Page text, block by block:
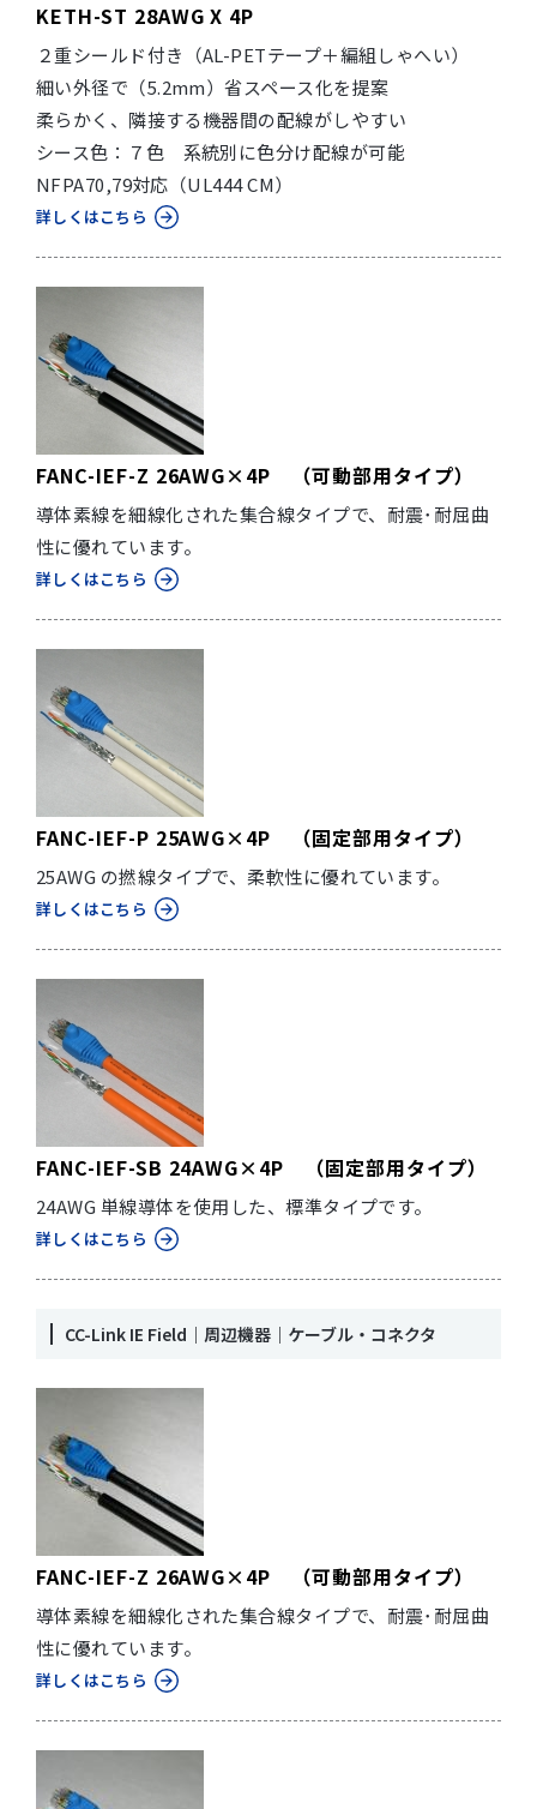
KETH-ST 28AWG X 4P
２重シールド付き（AL-PETテープ＋編組しゃへい）
細い外径で（5.2mm）省スペース化を提案
柔らかく、隣接する機器間の配線がしやすい
シース色：７色 系統別に色分け配線が可能
NFPA70,79対応（UL444 CM）
詳しくはこちら
FANC-IEF-Z 26AWG×4P （可動部用タイプ）
導体素線を細線化された集合線タイプで、耐震･耐屈曲
性に優れています。
詳しくはこちら
FANC-IEF-P 25AWG×4P （固定部用タイプ）
25AWG の撚線タイプで、柔軟性に優れています。
詳しくはこちら
FANC-IEF-SB 24AWG×4P （固定部用タイプ）
24AWG 単線導体を使用した、標準タイプです。
詳しくはこちら
CC-Link IE Field｜周辺機器｜ケーブル・コネクタ
FANC-IEF-Z 26AWG×4P （可動部用タイプ）
導体素線を細線化された集合線タイプで、耐震･耐屈曲
性に優れています。
詳しくはこちら